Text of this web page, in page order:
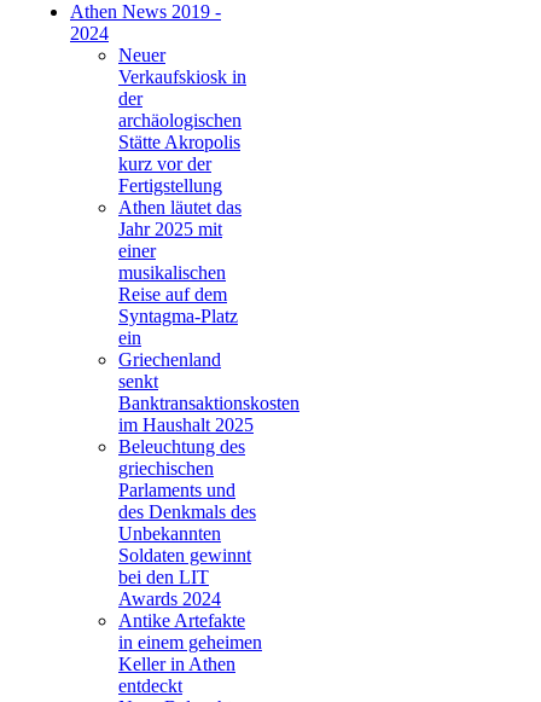
Athen News 2019 -
2024
Neuer
Verkaufskiosk in
der
archäologischen
Stätte Akropolis
kurz vor der
Fertigstellung
Athen läutet das
Jahr 2025 mit
einer
musikalischen
Reise auf dem
Syntagma-Platz
ein
Griechenland
senkt
Banktransaktionskosten
im Haushalt 2025
Beleuchtung des
griechischen
Parlaments und
des Denkmals des
Unbekannten
Soldaten gewinnt
bei den LIT
Awards 2024
Antike Artefakte
in einem geheimen
Keller in Athen
entdeckt